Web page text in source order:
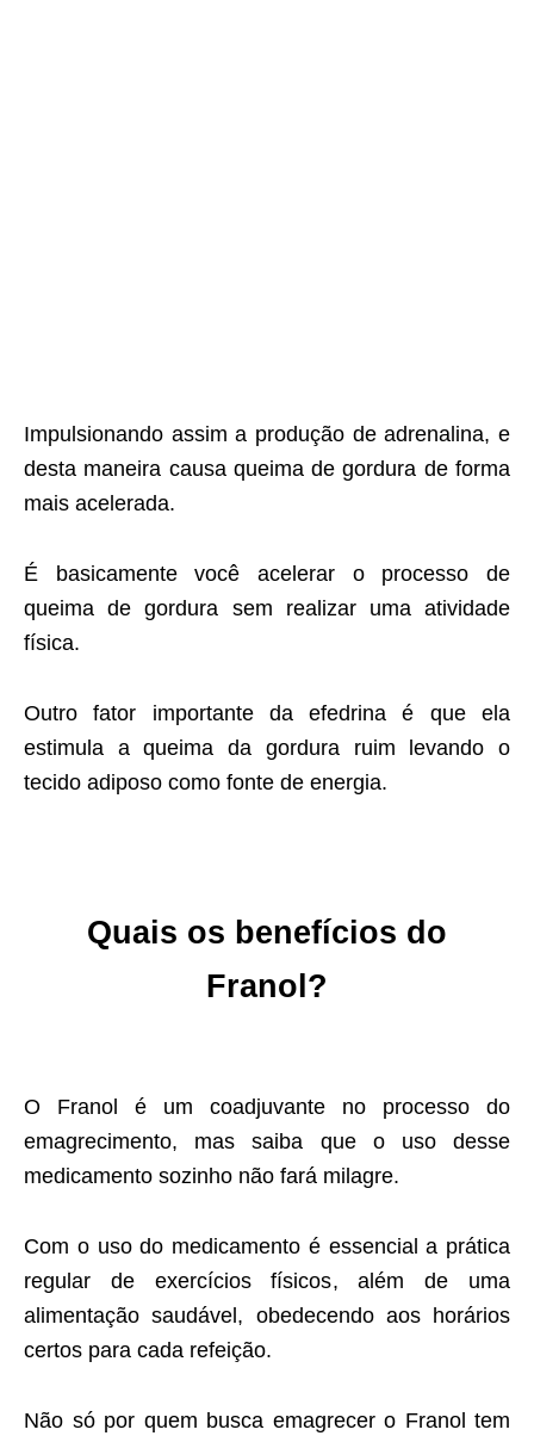
Impulsionando assim a produção de adrenalina, e
desta maneira causa queima de gordura de forma
mais acelerada.
É basicamente você acelerar o processo de
queima de gordura sem realizar uma atividade
física.
Outro fator importante da efedrina é que ela
estimula a queima da gordura ruim levando o
tecido adiposo como fonte de energia.
Quais os benefícios do
Franol?
O Franol é um coadjuvante no processo do
emagrecimento, mas saiba que o uso desse
medicamento sozinho não fará milagre.
Com o uso do medicamento é essencial a prática
regular de exercícios físicos, além de uma
alimentação saudável, obedecendo aos horários
certos para cada refeição.
Não só por quem busca emagrecer o Franol tem